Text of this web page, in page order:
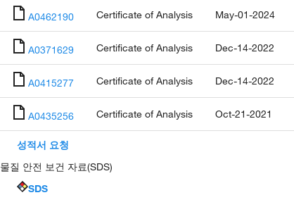
A0462190 Certificate of Analysis May-01-2024
A0371629 Certificate of Analysis Dec-14-2022
A0415277 Certificate of Analysis Dec-14-2022
A0435256 Certificate of Analysis Oct-21-2021
성적서 요청
물질 안전 보건 자료(SDS)
SDS